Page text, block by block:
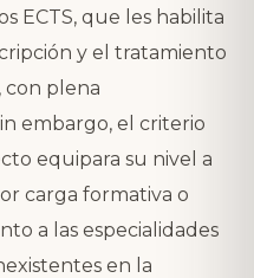
ECTS, que les habilita
y el tratamiento
plena
embargo, el criterio
equipara su nivel a
carga formativa o
a las especialidades
en la